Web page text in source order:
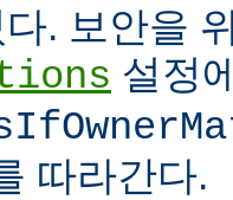
. 보안을
설정
따라간다.